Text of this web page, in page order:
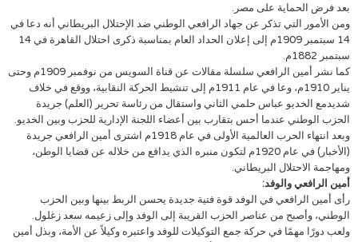
بعد فرض الحماية على مصر.
ومن الأمور التي تذكر عن جهاد الرافعي الوطني ضد الإحتلال البريطاني أنه دعا في
14 سبتمبر 1909م إلى إعلان الحداد العام بمناسبة ذكرى احتلال القاهرة في 14
سبتمبر 1882م.
كما نشر أمين الرافعي سلسلة مقالات عن قناة السويس من نوفمبر 1909م وحتى
يناير 1910م، وعا في عام 1911م إلى تنشيط الحركة النقابية، ووقع في خلاف
شديدمع الخديو عباس حلمي الثاني واستقال من رئاسة تحرير (العلم) جريدة
الحزب الوطني عندما أحس بتقارب بين أعضاء اللجنة الإدارية للحزب وبين الخديو.
وبعد انتهاء الحرب العالمية الأولى في عام 1918م اشترى أمين الرافعي جريدة
(الأخبار) في عام 1920م لتكون منبره الذي يدافع من خلاله عن قضايا الوطن،
ومهاجمة الاحتلال البريطاني.
أمين الرافعي والوفد:
رأى أمين الرافعي في الوفد قوة فتية جديدة يحسن الربط بينها وبين الحزب
الوطني، وأصبح من عناصر الحزب القريبة إلى الوفد وإلى زعيمه سعد زغلول.
ولعب دورًا مهمًا في حركة جمع التوكيلات للوفد واعتبره وكيلاً عن الأمة، وبذل أمين